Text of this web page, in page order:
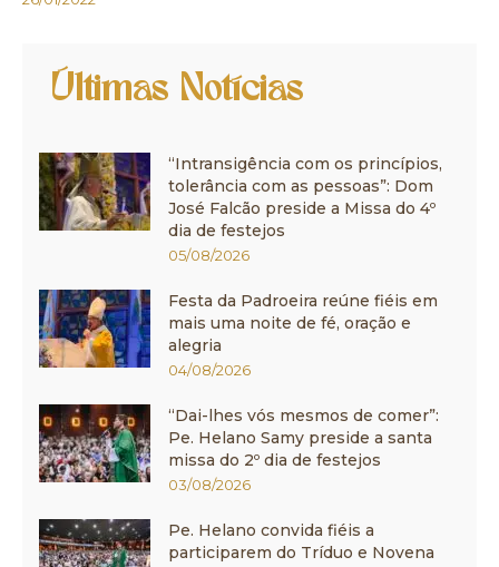
Últimas Notícias
“Intransigência com os princípios,
tolerância com as pessoas”: Dom
José Falcão preside a Missa do 4º
dia de festejos
05/08/2026
Festa da Padroeira reúne fiéis em
mais uma noite de fé, oração e
alegria
04/08/2026
“Dai-lhes vós mesmos de comer”:
Pe. Helano Samy preside a santa
missa do 2º dia de festejos
03/08/2026
Pe. Helano convida fiéis a
participarem do Tríduo e Novena